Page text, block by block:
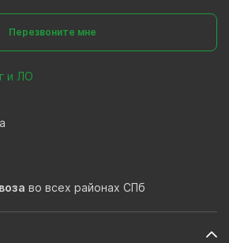
Перезвоните мне
и ЛО
во всех районах СПб